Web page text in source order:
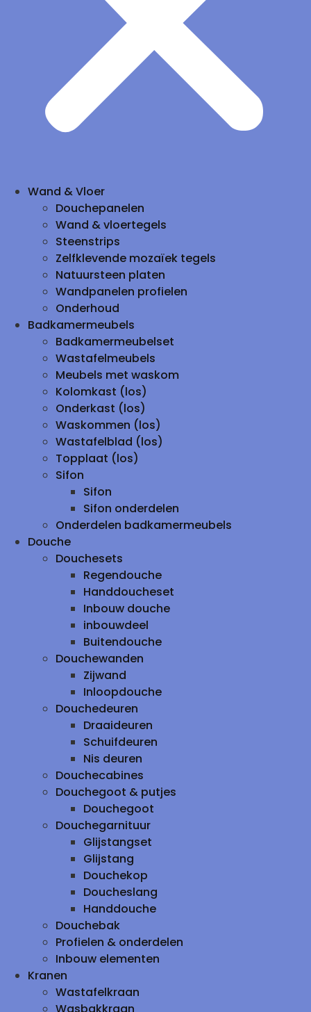
Wand & Vloer
Douchepanelen
Wand & vloertegels
Steenstrips
Zelfklevende mozaïek tegels
Natuursteen platen
Wandpanelen profielen
Onderhoud
Badkamermeubels
Badkamermeubelset
Wastafelmeubels
Meubels met waskom
Kolomkast (los)
Onderkast (los)
Waskommen (los)
Wastafelblad (los)
Topplaat (los)
Sifon
Sifon
Sifon onderdelen
Onderdelen badkamermeubels
Douche
Douchesets
Regendouche
Handdoucheset
Inbouw douche
inbouwdeel
Buitendouche
Douchewanden
Zijwand
Inloopdouche
Douchedeuren
Draaideuren
Schuifdeuren
Nis deuren
Douchecabines
Douchegoot & putjes
Douchegoot
Douchegarnituur
Glijstangset
Glijstang
Douchekop
Doucheslang
Handdouche
Douchebak
Profielen & onderdelen
Inbouw elementen
Kranen
Wastafelkraan
Wasbakkraan